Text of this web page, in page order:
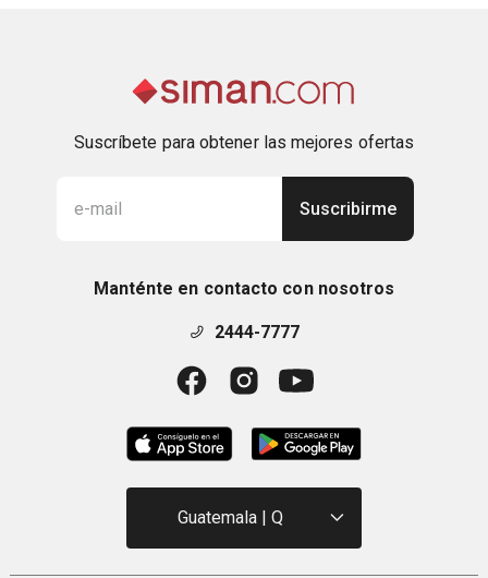
Suscríbete para obtener las mejores ofertas
Suscribirme
Manténte en contacto con nosotros
2444-7777
Guatemala | Q